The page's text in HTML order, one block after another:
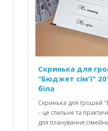
Скринька для
"Бюджет сім'ї"
біла
Скринька для грошей
– це стильне та
для планування